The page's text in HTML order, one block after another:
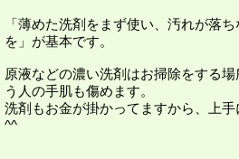
「薄めた洗剤をまず使い、汚れが落
を」が基本です。
原液などの濃い洗剤はお掃除をする
う人の手肌も傷めます。
洗剤もお金が掛かってますから、上
^^